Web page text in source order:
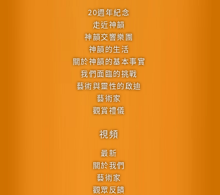
20週年紀念
走近神韻
神韻交響樂團
神韻的生活
關於神韻的基本事實
我們面臨的挑戰
藝術與靈性的啟迪
藝術家
觀賞禮儀
視頻
最新
關於我們
藝術家
觀眾反饋